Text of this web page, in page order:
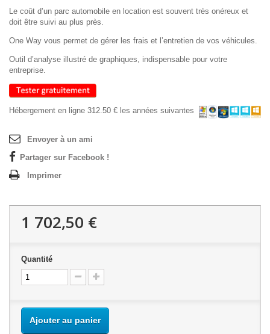
Le coût d’un parc automobile en location est souvent très onéreux et
doit être suivi au plus près.
One Way vous permet de gérer les frais et l’entretien de vos véhicules.
Outil d’analyse illustré de graphiques, indispensable pour votre
entreprise.
Hébergement en ligne 312.50 € les années suivantes
Envoyer à un ami
Partager sur Facebook !
Imprimer
1 702,50 €
Quantité
Ajouter au panier